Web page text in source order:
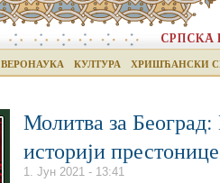
ВЕРОНАУКА КУЛТУРА ХРИШЋАНСКИ
Молитва за
историји престонице
1. Јун 2021 - 13:41